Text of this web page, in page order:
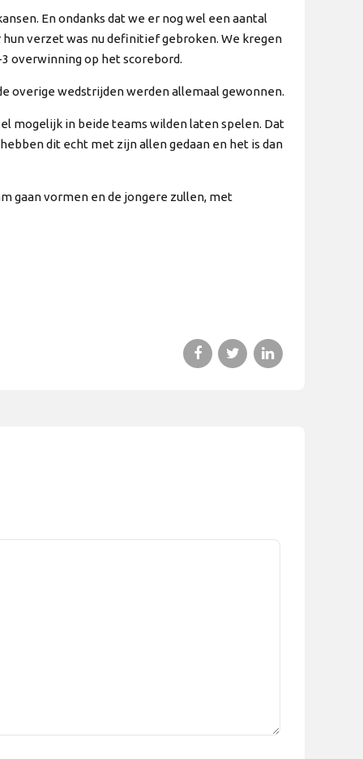
En ondanks dat we er nog wel een aantal
verzet was nu definitief gebroken. We kregen
overwinning op het scorebord.
overige wedstrijden werden allemaal gewonnen.
mogelijk in beide teams wilden laten spelen. Dat
dit echt met zijn allen gedaan en het is dan
gaan vormen en de jongere zullen, met